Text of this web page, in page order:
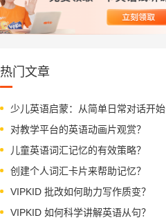
热门文章
少儿英语启蒙：从简单日常对话开始
对教学平台的英语动画片观赏？
儿童英语词汇记忆的有效策略？
创建个人词汇卡片来帮助记忆？
VIPKID 批改如何助力写作质变？
VIPKID 如何科学讲解英语从句？